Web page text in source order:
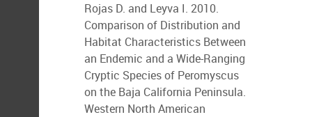
Rojas D. and Leyva I. 2010.
Comparison of Distribution and
Habitat Characteristics Between
an Endemic and a Wide-Ranging
Cryptic Species of Peromyscus
on the Baja California Peninsula.
Western North American